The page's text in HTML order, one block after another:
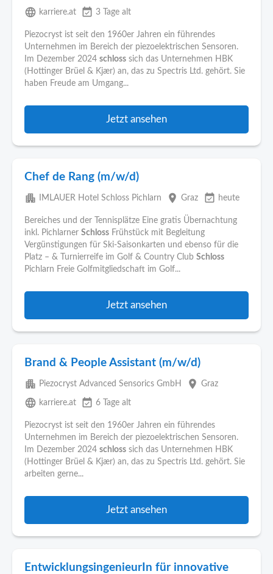
language karriere.at event_available 3 Tage alt
Piezocryst ist seit den 1960er Jahren ein führendes
Unternehmen im Bereich der piezoelektrischen Sensoren.
Im Dezember 2024 schloss sich das Unternehmen HBK
(Hottinger Brüel & Kjær) an, das zu Spectris Ltd. gehört. Sie
haben Freude am Umgang...
Jetzt ansehen
Chef de Rang (m/w/d)
apartment IMLAUER Hotel Schloss Pichlarn place Graz event_available heute
Bereiches und der Tennisplätze Eine gratis Übernachtung
inkl. Pichlarner Schloss Frühstück mit Begleitung
Vergünstigungen für Ski-Saisonkarten und ebenso für die
Platz – & Turnierreife im Golf & Country Club Schloss
Pichlarn Freie Golfmitgliedschaft im Golf...
Jetzt ansehen
Brand & People Assistant (m/w/d)
apartment Piezocryst Advanced Sensorics GmbH place Graz
language karriere.at event_available 6 Tage alt
Piezocryst ist seit den 1960er Jahren ein führendes
Unternehmen im Bereich der piezoelektrischen Sensoren.
Im Dezember 2024 schloss sich das Unternehmen HBK
(Hottinger Brüel & Kjær) an, das zu Spectris Ltd. gehört. Sie
arbeiten gerne...
Jetzt ansehen
EntwicklungsingenieurIn für innovative